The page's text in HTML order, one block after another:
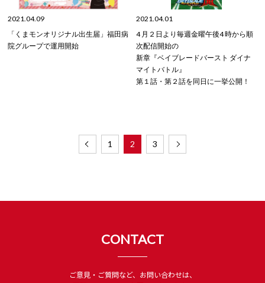
2021.04.09
「くまモンオリジナル出生届」福田病
院グループで運用開始
2021.04.01
4 ⽉２⽇より毎週⾦曜午後4 時から順
次配信開始の
新章『ベイブレードバースト ダイナ
マイトバトル』
第１話・第２話を同⽇に⼀挙公開！
1 2 3
CONTACT
ご意見・ご質問など、お問い合わせは、